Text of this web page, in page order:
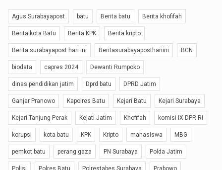
Agus Surabayapost batu Berita batu Berita khofifah
Berita kota Batu Berita KPK Berita kripto
Berita surabayapost hari ini Beritasurabayaposthariini BGN
biodata capres 2024 Dewanti Rumpoko
dinas pendidikan jatim Dprd batu DPRD Jatim
Ganjar Pranowo Kapolres Batu Kejari Batu Kejari Surabaya
Kejari Tanjung Perak Kejati Jatim Khofifah komisi IX DPR RI
korupsi kota batu KPK Kripto mahasiswa MBG
pemkot batu perang gaza PN Surabaya Polda Jatim
Polisi Polres Batu Polrestabes Surabaya Prabowo